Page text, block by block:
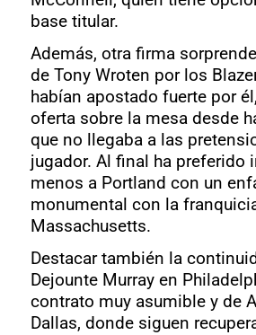
base titular.
Además, otra firma
de Tony Wroten por los
habían apostado fuerte por
oferta sobre la mesa desde
que no llegaba a las
jugador. Al final ha preferido
menos a Portland con un
monumental con la
Massachusetts.
Destacar también la
Dejounte Murray en
contrato muy asumible y de
Dallas, donde siguen